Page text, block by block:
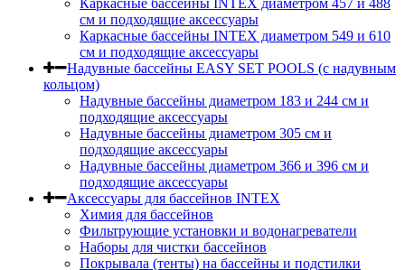
Каркасные бассейны INTEX диаметром 457 и 488
cм и подходящие аксессуары
Каркасные бассейны INTEX диаметром 549 и 610
см и подходящие аксессуары
Надувные бассейны EASY SET POOLS (с надувным
кольцом)
Надувные бассейны диаметром 183 и 244 см и
подходящие аксессуары
Надувные бассейны диаметром 305 см и
подходящие аксессуары
Надувные бассейны диаметром 366 и 396 см и
подходящие аксессуары
Аксессуары для бассейнов INTEX
Химия для бассейнов
Фильтрующие установки и водонагреватели
Наборы для чистки бассейнов
Покрывала (тенты) на бассейны и подстилки